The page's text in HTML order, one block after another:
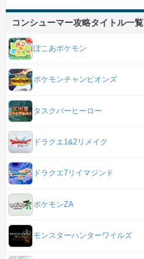
コンシューマー攻略タイトル一覧
ぽこあポケモン
ポケモンチャンピオンズ
タスクバーヒーロー
ドラクエ1&2リメイク
ドラクエ7リイマジンド
ポケモンZA
モンスターハンターワイルズ